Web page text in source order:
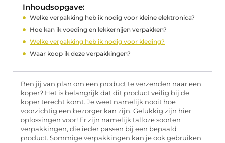
Inhoudsopgave:
Welke verpakking heb ik nodig voor kleine elektronica?
Hoe kan ik voeding en lekkernijen verpakken?
Welke verpakking heb ik nodig voor kleding?
Waar koop ik deze verpakkingen?
Ben jij van plan om een product te verzenden naar een
koper? Het is belangrijk dat dit product veilig bij de
koper terecht komt. Je weet namelijk nooit hoe
voorzichtig een bezorger kan zijn. Gelukkig zijn hier
oplossingen voor! Er zijn namelijk talloze soorten
verpakkingen, die ieder passen bij een bepaald
product. Sommige verpakkingen kan je ook gebruiken